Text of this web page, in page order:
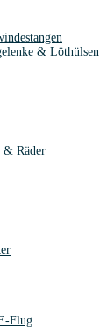
& Löthülsen
& Räder
Flug